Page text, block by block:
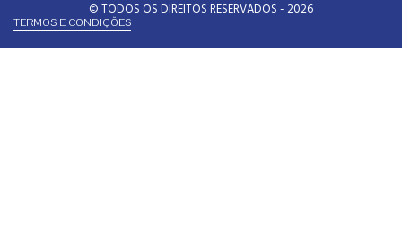
© TODOS OS DIREITOS RESERVADOS - 2026
TERMOS E CONDIÇÕES